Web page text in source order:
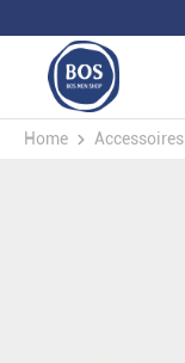
Home Accessoires